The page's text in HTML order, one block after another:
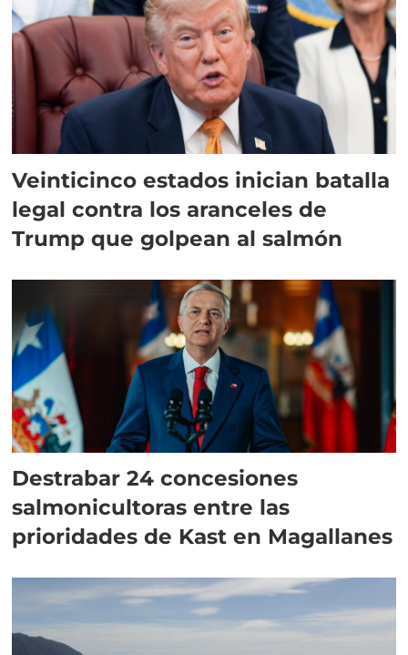
Veinticinco estados inician batalla
legal contra los aranceles de
Trump que golpean al salmón
Destrabar 24 concesiones
salmonicultoras entre las
prioridades de Kast en Magallanes